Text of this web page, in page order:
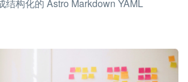
结构化的 Astro Markdown YAML